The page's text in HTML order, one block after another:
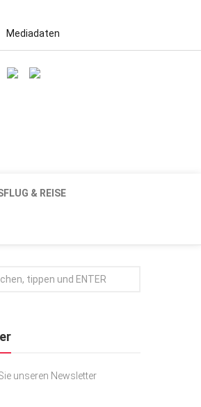
Mediadaten
& REISE
unseren Newsletter